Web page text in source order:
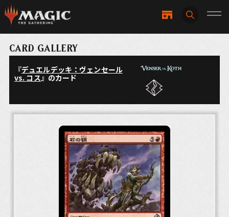
CARD GALLERY
『デュエルデッキ：ヴェンセール
vs. コス』のカード